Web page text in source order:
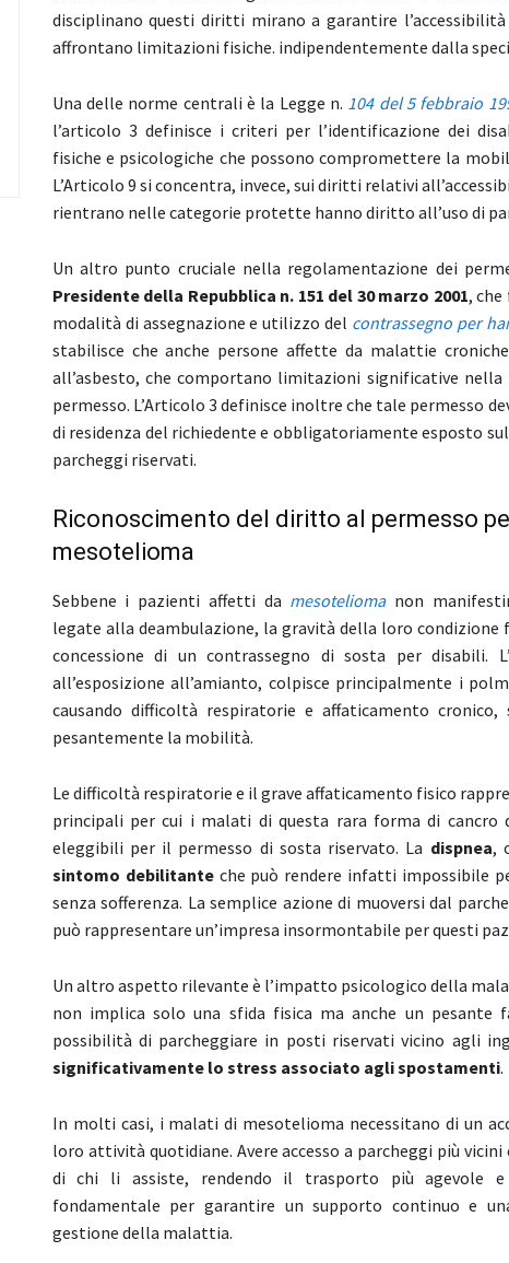
disciplinano questi diritti mirano a garantire
affrontano limitazioni fisiche. indipendentemente dalla
Una delle norme centrali è la Legge n. 104 del 5 febbraio
l’articolo 3 definisce i criteri per l’identificazione dei
fisiche e psicologiche che possono compromettere la
L’Articolo 9 si concentra, invece, sui diritti relativi
rientrano nelle categorie protette hanno diritto all’uso di
Un altro punto cruciale nella regolamentazione dei
Presidente della Repubblica n. 151 del 30 marzo 2001,
modalità di assegnazione e utilizzo del contrassegno per
stabilisce che anche persone affette da malattie
all’asbesto, che comportano limitazioni significative
permesso. L’Articolo 3 definisce inoltre che tale permesso
di residenza del richiedente e obbligatoriamente esposto
parcheggi riservati.
Riconoscimento del diritto al permesso
mesotelioma
Sebbene i pazienti affetti da mesotelioma non
legate alla deambulazione, la gravità della loro
concessione di un contrassegno di sosta per disabili.
all’esposizione all’amianto, colpisce principalmente i
causando difficoltà respiratorie e affaticamento
pesantemente la mobilità.
Le difficoltà respiratorie e il grave affaticamento fisico
principali per cui i malati di questa rara forma di cancro
eleggibili per il permesso di sosta riservato. La dispnea,
sintomo debilitanteche può rendere infatti impossibile
senza sofferenza. La semplice azione di muoversi dal
può rappresentare un’impresa insormontabile per questi
Un altro aspetto rilevante è l’impatto psicologico della
non implica solo una sfida fisica ma anche un pesante
possibilità di parcheggiare in posti riservati vicino agli
significativamente lo stress associato agli spostamenti.
In molti casi, i malati di mesotelioma necessitano di un
loro attività quotidiane. Avere accesso a parcheggi più
di chi li assiste, rendendo il trasporto più agevole e
fondamentale per garantire un supporto continuo e
gestione della malattia.